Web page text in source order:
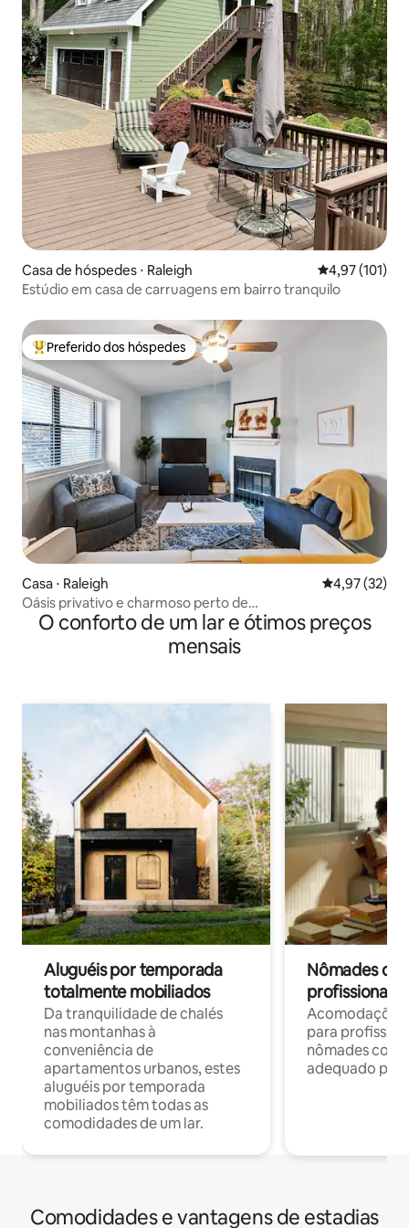
Casa de hóspedes ⋅ Raleigh 4,97 de uma
4,97 (101)
Estúdio em casa de carruagens em bairro tranquilo
Entre os melhores preferidos dos hóspedes
Preferido dos hóspedes
Casa ⋅ Raleigh 4,97 de uma
4,97 (32)
Oásis privativo e charmoso perto de
aeroporto/shopping/centro
O conforto de um lar e ótimos preços
mensais
Aluguéis por temporada
totalmente mobiliados
Da tranquilidade de chalés
nas montanhas à
conveniência de
apartamentos urbanos, estes
aluguéis por temporada
mobiliados têm todas as
comodidades de um lar.
Nômades
profissionais
para
nômades com
adequado
Comodidades e vantagens de estadias